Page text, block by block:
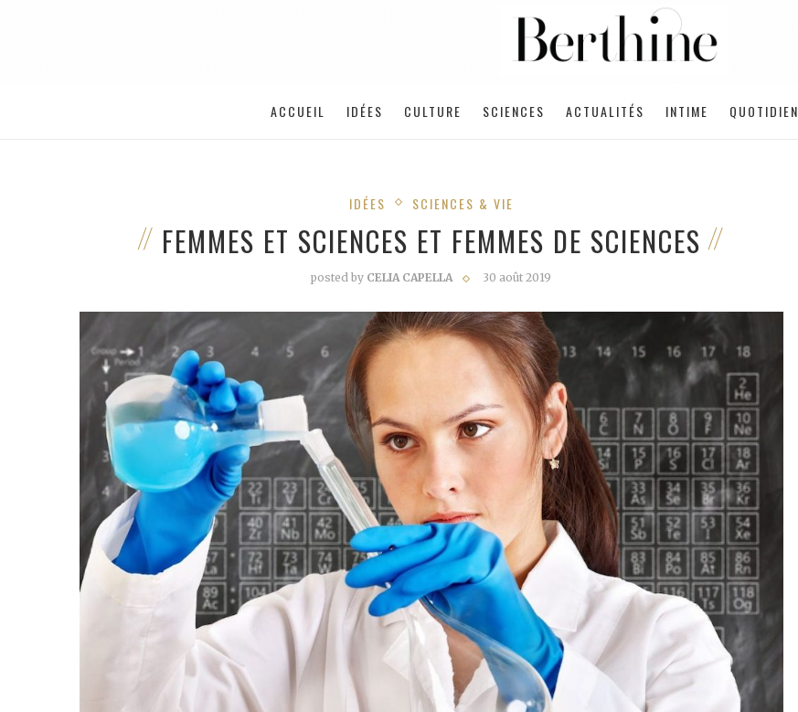
ACCUEIL IDÉES CULTURE SCIENCES ACTUALITÉS INTIME QUOTIDIEN
IDÉES SCIENCES & VIE
FEMMES ET SCIENCES ET FEMMES DE SCIENCES
posted by CELIA CAPELLA 30 août 2019